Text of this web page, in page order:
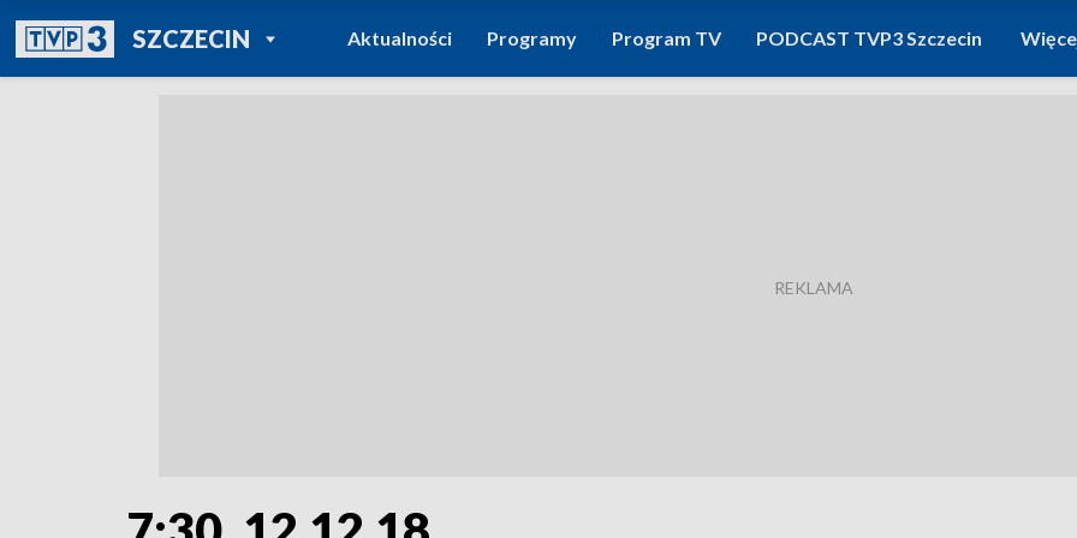
SZCZECINPOWRÓT DO
TVP REGIONY
Aktualności Programy Program TV PODCAST TVP3 Szczecin